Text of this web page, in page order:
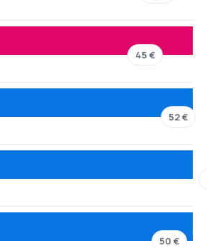
45 €
52 €
50 €